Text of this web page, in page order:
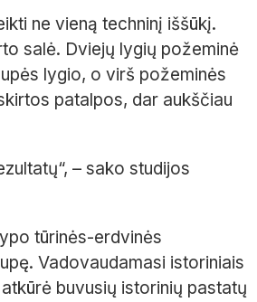
ne vieną techninį iššūkį.
salė. Dviejų lygių požeminė
lygio, o virš požeminės
patalpos, dar aukščiau
– sako studijos
tūrinės-erdvinės
Vadovaudamasi istoriniais
buvusių istorinių pastatų